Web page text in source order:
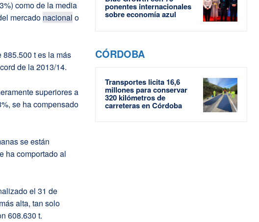
como de la media
mercado nacional o
t es la más
de la 2013/14.
superiores a
se ha compensado
se están
ha comportado al
el 31 de
alta, tan solo
608.630 t.
ponentes internacionales
sobre economía azul
CÓRDOBA
Transportes licita 16,6
millones para conservar
320 kilómetros de
carreteras en Córdoba